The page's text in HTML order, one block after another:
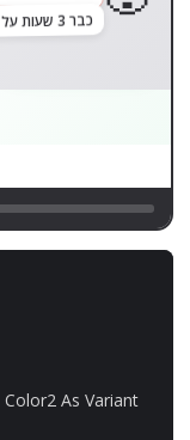
בוצע ✓
כבר 3 שעות על דוח אחד
Color2 As Variant